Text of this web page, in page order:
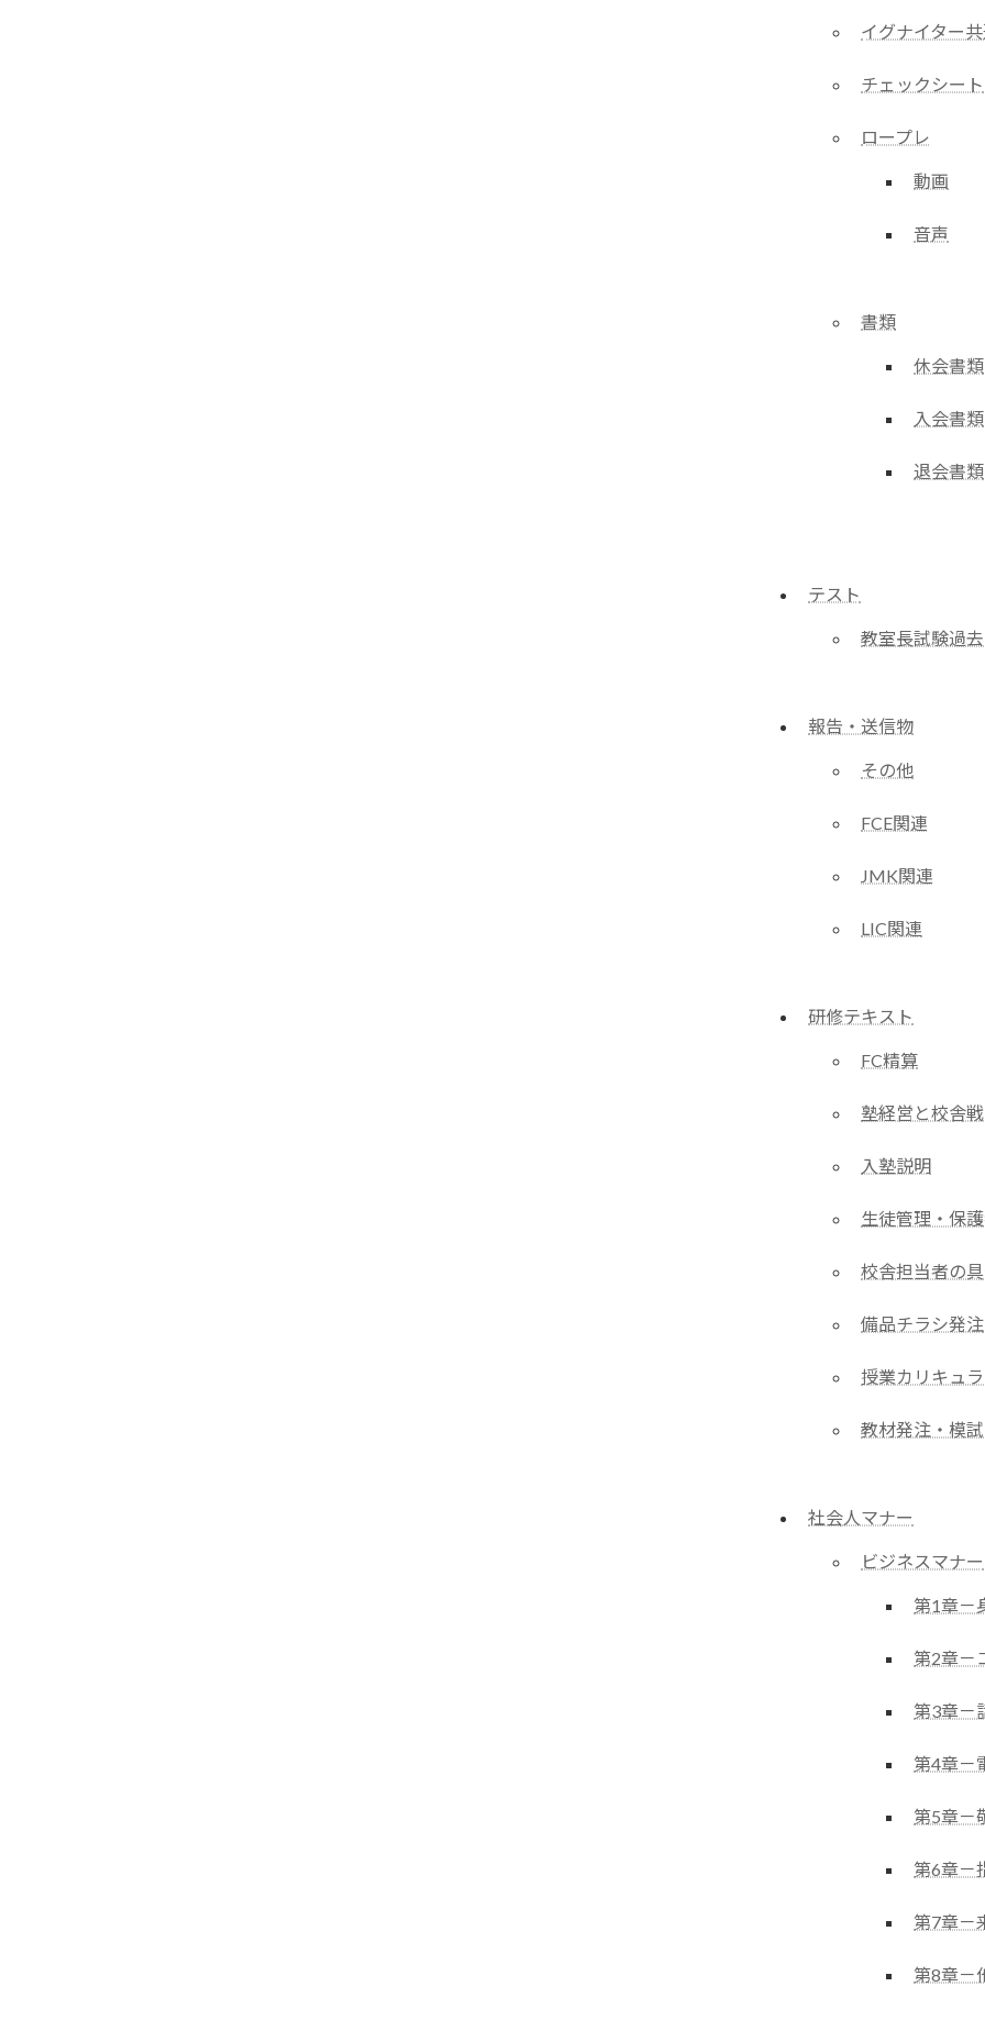
イグナイター
チェックシート
ロープレ
動画
音声
書類
休会書類
入会書類
退会書類
テスト
教室長試験過
報告・送信物
その他
FCE関連
JMK関連
LIC関連
研修テキスト
FC精算
塾経営と校舎
入塾説明
生徒管理・保
校舎担当者の
備品チラシ発注
授業カリキュ
教材発注・模
社会人マナー
ビジネスマナー
第1章－
第2章－
第3章－
第4章－
第5章－
第6章－
第7章－
第8章－